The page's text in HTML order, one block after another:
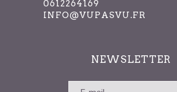
0612264169
INFO@VUPASVU.FR
NEWSLETTER